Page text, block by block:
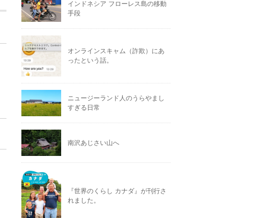
インドネシア フローレス島の移動
手段
オンラインスキャム（詐欺）にあ
ったという話。
ニュージーランド人のうらやまし
すぎる日常
南沢あじさい山へ
『世界のくらし カナダ』が刊行さ
れました。